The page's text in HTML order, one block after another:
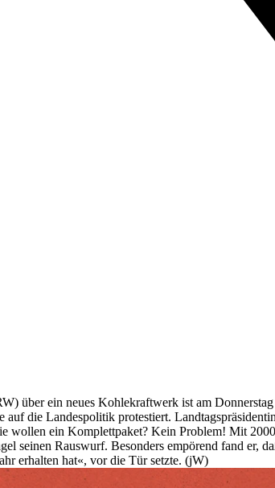
über ein neues Kohlekraftwerk ist am
auf die Landespolitik protestiert.
wollen ein Komplettpaket? Kein Problem! Mit
seinen Rauswurf. Besonders empörend fand er,
erhalten hat«, vor die Tür setzte. (jW)